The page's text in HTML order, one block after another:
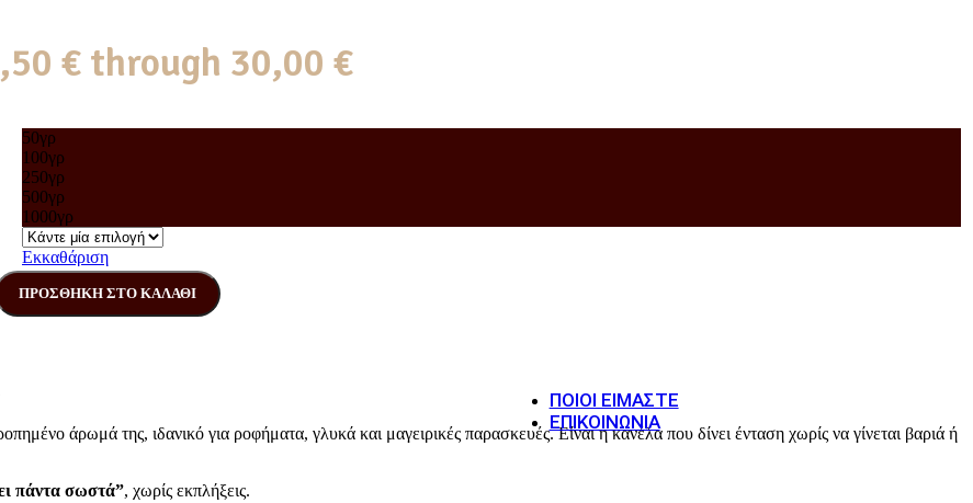
Όσπρια
ΠΟΙΟΊ ΕΊΜΑΣΤΕ
ΕΠΙΚΟΙΝΩΝΊΑ
€ through 30,00 €
50γρ
100γρ
250γρ
500γρ
1000γρ
Εκκαθάριση
ΠΡΟΣΘΉΚΗ ΣΤΟ ΚΑΛΆΘΙ
άρωμά της, ιδανικό για ροφήματα, γλυκά και μαγειρικές παρασκευές. Είναι η κανέλα που δίνει ένταση χωρίς να γίνεται βαριά ή
πάντα σωστά”, χωρίς εκπλήξεις.